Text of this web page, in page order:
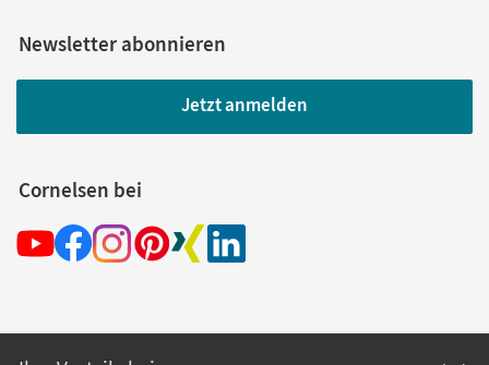
Newsletter abonnieren
Jetzt anmelden
Cornelsen bei